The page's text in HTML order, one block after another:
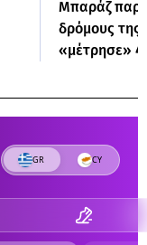
Μπαράζ
δρόμους της
«μέτρησε»